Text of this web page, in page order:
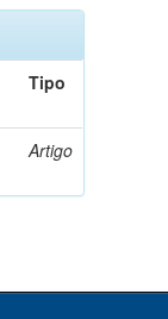
Tipo
Artigo